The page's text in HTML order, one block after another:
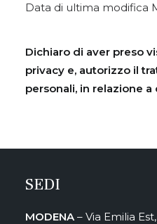
Data di ultima modifica
Dichiaro di aver preso
privacy e, autorizzo il
personali, in relazione
SEDI
MODENA – Via Emilia